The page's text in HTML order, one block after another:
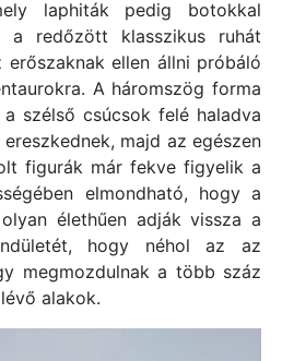
laphiták pedig botokkal
a redőzött klasszikus ruhát
erőszaknak ellen állni próbáló
A háromszög forma
szélső csúcsok felé haladva
majd az egészen
figurák már fekve figyelik a
elmondható, hogy a
élethűen adják vissza a
hogy néhol az az
megmozdulnak a több száz
alakok.